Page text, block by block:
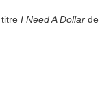
I Need A Dollar de